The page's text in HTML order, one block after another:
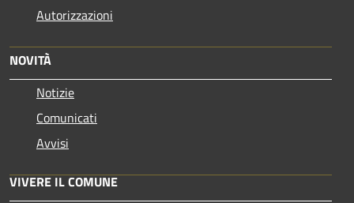
Autorizzazioni
NOVITÀ
Notizie
Comunicati
Avvisi
VIVERE IL COMUNE